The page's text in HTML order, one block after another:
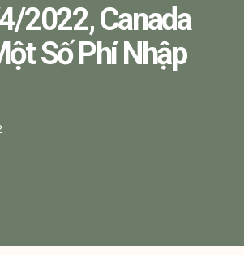
2022, Canada
Số Phí Nhập